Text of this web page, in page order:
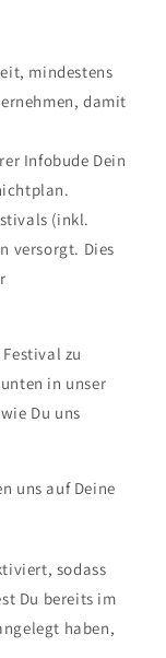
mindestens
damit
Infobude Dein
(inkl.
versorgt. Dies
zu
in unser
Du uns
uns auf Deine
sodass
Du bereits im
haben,